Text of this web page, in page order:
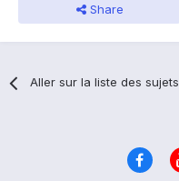
Share
Aller sur la liste des sujets